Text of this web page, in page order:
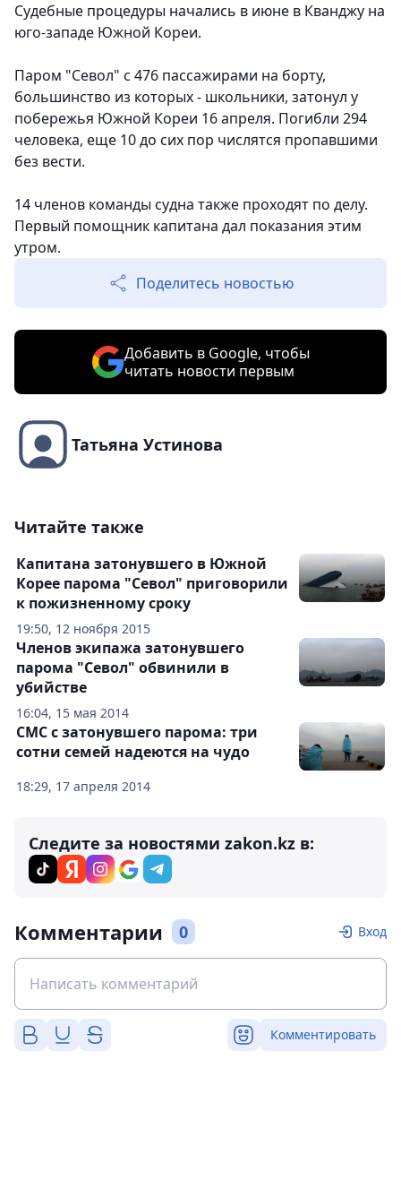
Судебные процедуры начались в июне в Кванджу на
юго-западе Южной Кореи.
Паром "Севол" с 476 пассажирами на борту,
большинство из которых - школьники, затонул у
побережья Южной Кореи 16 апреля. Погибли 294
человека, еще 10 до сих пор числятся пропавшими
без вести.
14 членов команды судна также проходят по делу.
Первый помощник капитана дал показания этим
утром.
Поделитесь новостью
Добавить в Google, чтобы
читать новости первым
Татьяна Устинова
Читайте также
19:50, 12 ноября 2015
Капитана затонувшего в Южной
Корее парома "Севол" приговорили
к пожизненному сроку
16:04, 15 мая 2014
Членов экипажа затонувшего
парома "Севол" обвинили в
убийстве
18:29, 17 апреля 2014
СМС с затонувшего парома: три
сотни семей надеются на чудо
Следите за новостями zakon.kz в:
Комментарии 0 Вход
Комментировать